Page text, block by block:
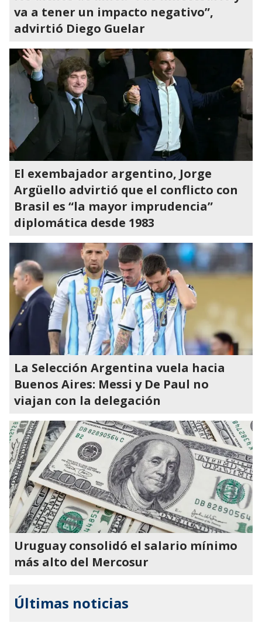
va a tener un impacto negativo”,
advirtió Diego Guelar
El exembajador argentino, Jorge
Argüello advirtió que el conflicto con
Brasil es “la mayor imprudencia”
diplomática desde 1983
La Selección Argentina vuela hacia
Buenos Aires: Messi y De Paul no
viajan con la delegación
Uruguay consolidó el salario mínimo
más alto del Mercosur
Últimas noticias